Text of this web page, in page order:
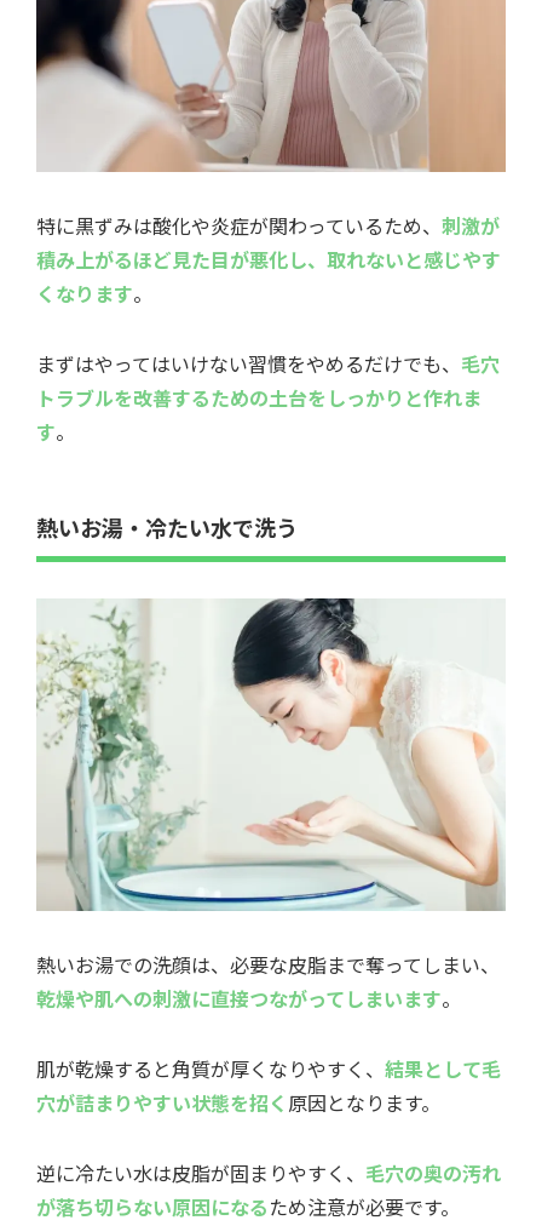
特に黒ずみは酸化や炎症が関わっているため、 刺激が
積み上がるほど見た目が悪化し、取れないと感じやす
くなります。
まずはやってはいけない習慣をやめるだけでも、 毛穴
トラブルを改善するための土台をしっかりと作れま
す。
熱いお湯・冷たい水で洗う
熱いお湯での洗顔は、必要な皮脂まで奪ってしまい、
乾燥や肌への刺激に直接つながってしまいます。
肌が乾燥すると角質が厚くなりやすく、 結果として毛
穴が詰まりやすい状態を招く 原因となります。
逆に冷たい水は皮脂が固まりやすく、 毛穴の奥の汚れ
が落ち切らない原因になるため注意が必要です。